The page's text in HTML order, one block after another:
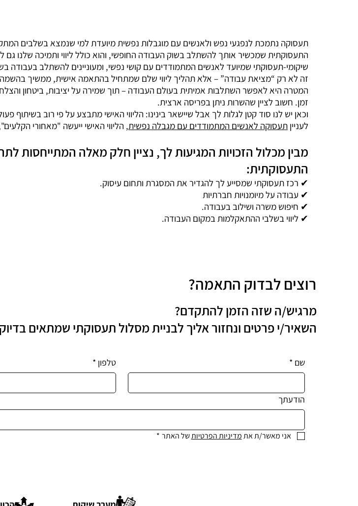
תעסוקה נתמכת לנפגעי נפש ולאנשים עם מוגבלות נפשית מיועדת למי שנמצא בשלבים
התעסוקתית שמכשיר אותך להשתלב בשוק העבודה החופשי, והוא כולל ליווי ותמיכה שלנו
שיקומי-תעסוקתי שמיועד לאנשים המתמודדים עם קושי נפשי, ומעוניינים להשתלב בעבודה
זה לא רק “מציאת עבודה” – אלא תהליך ליווי שלם שמתחיל בהתאמה אישית, ממשיך
המטרה היא לאפשר השתלבות אמיתית בעולם העבודה – תוך שמירה על יציבות, ביטחון
זמן. חשוב לציין שהשרות ניתן בפריסה ארצית.
וכאן יש לנו סוד קטן לגלות לך אבל שיישאר בינינו: הליווי האישי מתבצע על פי רוב בשיתוף
לעניין תעסוקה לאנשים המתמודדים עם מגבלה נפשית, הליווי האישי ייעשה "מאחורי
מבין מכלול הזכויות המגיעות לך, נציין חלק מאלה המתייחסות
התעסוקתית:
✔ רכז תעסוקתי שמסייע לך להגדיר את המסגרת ותחום עיסוק.
✔ עבודה על מיומנויות חברתיות
✔ חיפוש משרה ושילוב בעבודה.
✔ ליווי בשלבי ההתאקלמות במקום העבודה.
רוצים לבדוק התאמה?
מרגיש/ה שזה הזמן להתקדם?
השאיר/י פרטים ונחזור אליך לבניית מסלול תעסוקתי שמתאים
שם * טלפון *
הודעתך
אני מאשר/ת את מדיניות הפרטיות של האתר *